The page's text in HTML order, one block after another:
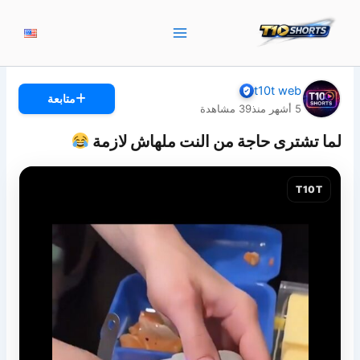
t10t web
5 أشهر منذ 39 مشاهدة
متابعة
لما تشترى حاجة من النت ملهاش لازمة
T10T